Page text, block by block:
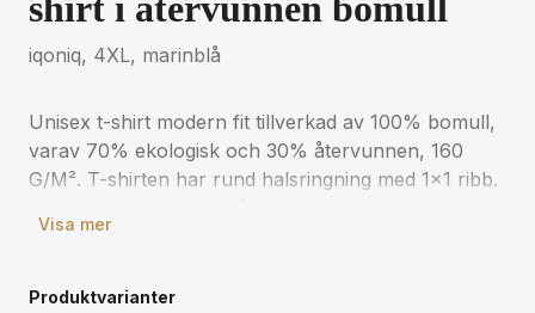
shirt i återvunnen bomull
iqoniq, 4XL, marinblå
Unisex t-shirt modern fit tillverkad av 100% bomull,
varav 70% ekologisk och 30% återvunnen, 160
G/M². T-shirten har rund halsringning med 1x1 ribb.
material samt påståenden om miljöpåverkan
och blockkedjeteknik. Genom att skanna QR-koden
Visa mer
Produktvarianter